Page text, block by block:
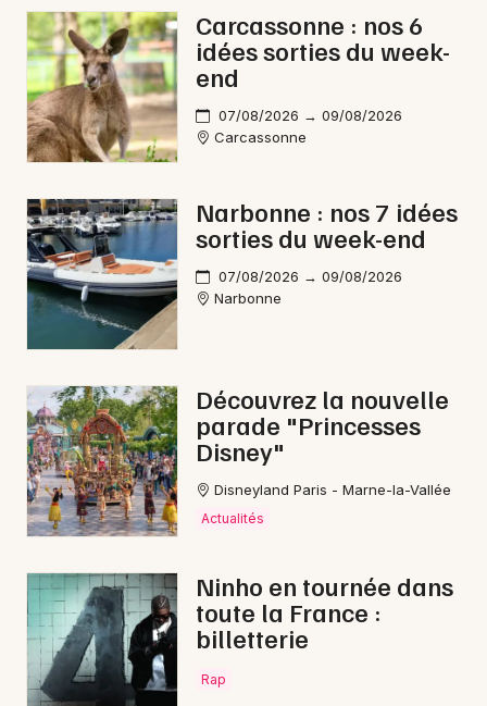
Sports
Soirées
Sorties famille
Sorties & loisirs
Fêtes dans l' Aude
Fêtes en Languedoc-Roussillon
Fêtes en Occitanie
Newsletter des sorties
Artistes en tournée
Actus à Narbonne
Magazine à Narbonne
Paris
Strasbourg
Toulouse
Toutes les villes
Carcassonne : nos 6
idées sorties du week-
end
07/08/2026 → 09/08/2026
Carcassonne
Narbonne : nos 7 idées
sorties du week-end
07/08/2026 → 09/08/2026
Narbonne
Découvrez la nouvelle
parade "Princesses
Disney"
Disneyland Paris - Marne-la-Vallée
Actualités
Ninho en tournée dans
toute la France :
billetterie
Rap